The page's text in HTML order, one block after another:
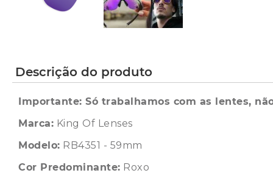
Descrição do produto
Importante: Só trabalhamos com as lentes,
Marca: King Of Lenses
Modelo: RB4351 - 59mm
Cor Predominante: Roxo